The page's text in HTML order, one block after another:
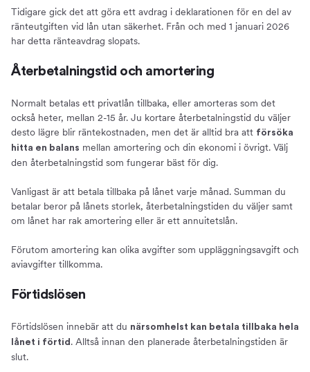
Tidigare gick det att göra ett avdrag i deklarationen för en del av
ränteutgiften vid lån utan säkerhet. Från och med 1 januari 2026
har detta ränteavdrag slopats.
Återbetalningstid och amortering
Normalt betalas ett privatlån tillbaka, eller amorteras som det
också heter, mellan 2-15 år. Ju kortare återbetalningstid du väljer
desto lägre blir räntekostnaden, men det är alltid bra att försöka
hitta en balans mellan amortering och din ekonomi i övrigt. Välj
den återbetalningstid som fungerar bäst för dig.
Vanligast är att betala tillbaka på lånet varje månad. Summan du
betalar beror på lånets storlek, återbetalningstiden du väljer samt
om lånet har rak amortering eller är ett annuitetslån.
Förutom amortering kan olika avgifter som uppläggningsavgift och
aviavgifter tillkomma.
Förtidslösen
Förtidslösen innebär att du närsomhelst kan betala tillbaka hela
lånet i förtid . Alltså innan den planerade återbetalningstiden är
slut.